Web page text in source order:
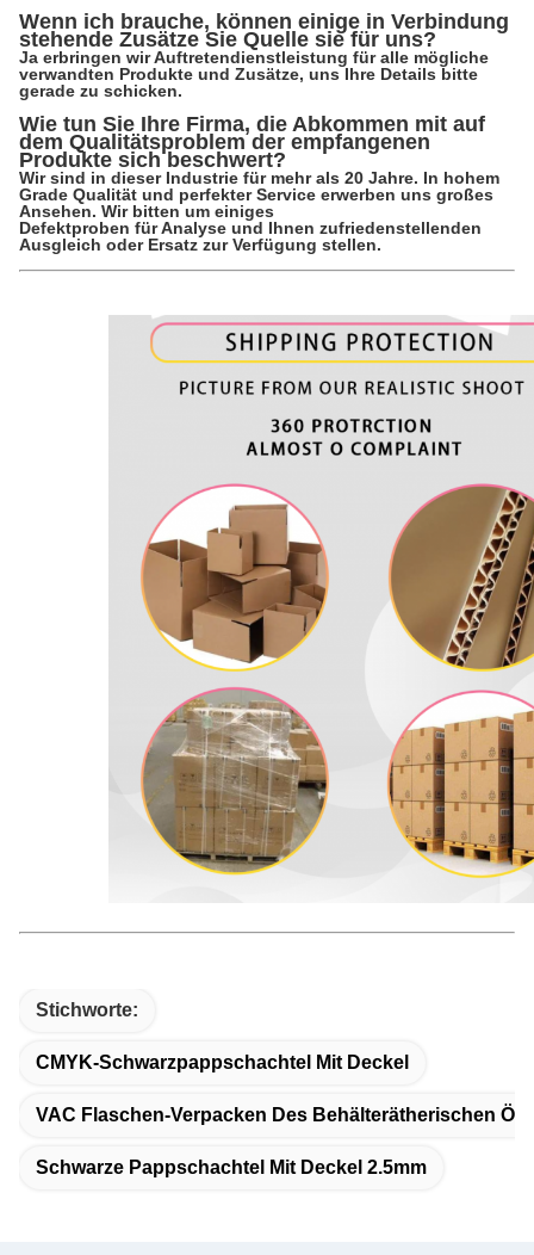
Wenn ich brauche, können einige in Verbindung
stehende Zusätze Sie Quelle sie für uns?
Ja erbringen wir Auftretendienstleistung für alle mögliche
verwandten Produkte und Zusätze, uns Ihre Details bitte
gerade zu schicken.
Wie tun Sie Ihre Firma, die Abkommen mit auf
dem Qualitätsproblem der empfangenen
Produkte sich beschwert?
Wir sind in dieser Industrie für mehr als 20 Jahre. In hohem
Grade Qualität und perfekter Service erwerben uns großes
Ansehen. Wir bitten um einiges
Defektproben für Analyse und Ihnen zufriedenstellenden
Ausgleich oder Ersatz zur Verfügung stellen.
Stichworte:
CMYK-Schwarzpappschachtel Mit Deckel
VAC Flaschen-Verpacken Des Behälterätherischen Öls
Schwarze Pappschachtel Mit Deckel 2.5mm